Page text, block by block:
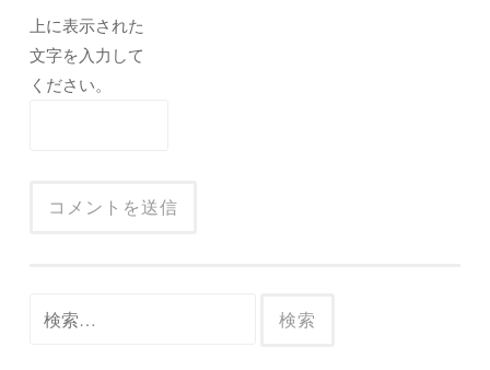
上に表示された
文字を入力して
ください。